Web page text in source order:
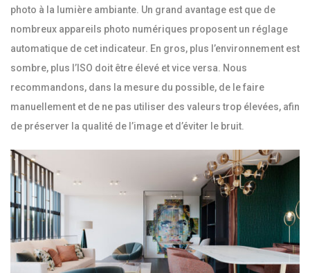
photo à la lumière ambiante. Un grand avantage est que de
nombreux appareils photo numériques proposent un réglage
automatique de cet indicateur. En gros, plus l’environnement est
sombre, plus l’ISO doit être élevé et vice versa. Nous
recommandons, dans la mesure du possible, de le faire
manuellement et de ne pas utiliser des valeurs trop élevées, afin
de préserver la qualité de l’image et d’éviter le bruit.